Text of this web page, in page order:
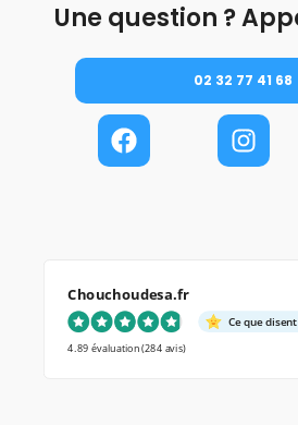
Une question ?
02 32 77 41 68
Chouchoudesa.fr
Ce que
4.89 évaluation(284 avis)